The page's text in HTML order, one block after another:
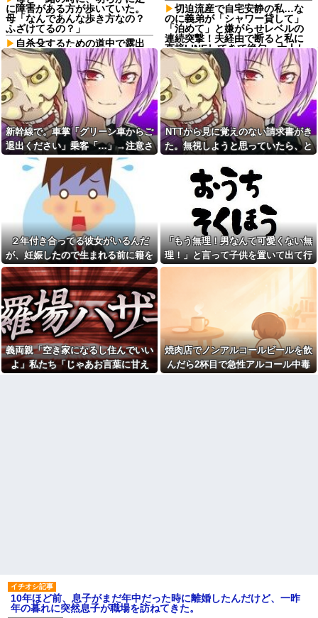
に障害がある方が歩いていた。
母「なんであんな歩き方なの？
ふざけてるの？」
自杀殳するための道中で露出
狂に出会った。自分でもよく分
からないけどソイツの腕をしっ
かり掴んで境遇を泣きながら話
した。すると露出狂は…
どれだけ食べても体型が変わ
らない彼女。その理由を聞いた
ら、思いもしなかった方法で維
持していて…
友達「少しだけお茶しよう
よ」妊婦の私「気分転換になる
なら…」→帰宅してから思わぬ
異変が起きて…
夫は私との会話を何度も忘
れ、楽しみにしていた約束まで
覚えていなかった。その積み重
ねが限界を迎えて…
親戚の息子が30過ぎてようや
く結婚したのに3～4年で離婚。
相手の女性の言い分がモラハラ
だったらしい
【肥満】 103キロで彼氏にフ
ラれた女の末路が悲惨すぎるｗ
ｗｗｗ
ワイ手取り15万正社員→副業
でウーバーやってるんやが金が
ない
祭りって謎だよな、誰が神輿
担いでるの？屋台出店してる奴
らは誰の許可を得て商売してる
の？
インし、チャレンジしたらとん
でもない事態になった。救急車
運ばれ胃の洗浄や入院2日で10万
超えて...
切迫流産で自宅安静の私…な
のに義弟が「シャワー貸して」
「泊めて」と嫌がらせレベルの
連続突撃！夫経由で断ると私に
直接LINEしてきて絶句←大人し
く自宅の風呂に入れよ
【衝撃】嫁の親友から聞いた
『驚愕の過去』に夫が激震…事
の真相はコレｗｗｗｗ
スロッターさん「優遇冷遇は
ある。理由はスマスロだから、
これだけで十分なんだよね」他
某ファストフード店で店内で
買った水を使って薬を飲んだら
す！」と大きな声で…
女「赤ちゃん抱っこしてみま
すか～？w」ワイ（やめろおおお
おおおおおおおおおおお）
血を見て失神した俺が「殺人
事件の被害者（遺体）」と勘違
いされ現場が大パニックに！勇
敢なおばちゃんとオジサン達の
団結力と勘違い劇がこちらｗｗ
LINEでミス送信する嫁…その後
旦那が取った行動がこれｗｗｗ
【画像】このボケて、破壊力
ありすぎてクッソワロタｗｗｗ
ｗｗｗｗｗｗ
コトメの結婚式で、知らない
間にお祝いの歌を弾き語りする
事になってた
新幹線で。車掌「グリーン車からご
退出ください」乗客「…」→注意さ
れても動かない乗客を見ていたら、
その直後まさかの展開に…
NTTから見に覚えのない請求書がき
た。無視しようと思っていたら、と
２年付き合ってる彼女がいるんだ
が、妊娠したので生まれる前に籍を
入れたいと言われた。俺は種がほぼ
無いはずなのに...
「もう無理！男なんて可愛くない無
理！」と言って子供を置いて出て行
った息子嫁
義両親「空き家になるし住んでいい
よ」私たち「じゃあお言葉に甘え
焼肉店でノンアルコールビールを飲
んだら2杯目で急性アルコール中毒
10年ほど前、息子がまだ年中だった時に離婚したんだけど、一昨
年の暮れに突然息子が職場を訪ねてきた。